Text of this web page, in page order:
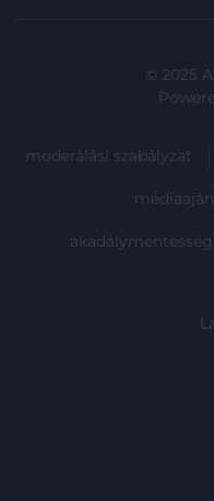
© 2025
moderálási szabályzat